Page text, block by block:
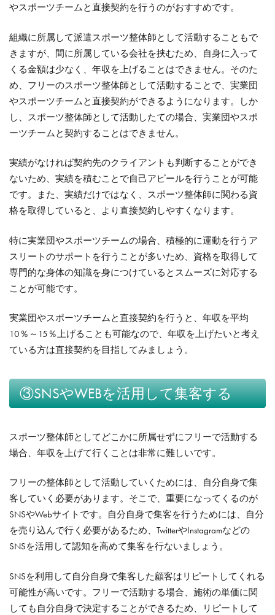
やスポーツチームと直接契約を行うのがおすすめです。
組織に所属して派遣スポーツ整体師として活動することもで
きますが、間に所属している会社を挟むため、自身に入って
くる金額は少なく、年収を上げることはできません。 そのた
め、フリーのスポーツ整体師として活動することで、実業団
やスポーツチームと直接契約ができるようになります。
しか
し、スポーツ整体師として活動したての場合、実業団やスポ
ーツチームと契約することはできません。
実績がなければ契約先のクライアントも判断することができ
ないため、実績を積むことで自己アピールを行うことが可能
です。 また、実績だけではなく、スポーツ整体師に関わる資
格を取得していると、より直接契約しやすくなります。
特に実業団やスポーツチームの場合、積極的に運動を行うア
スリートのサポートを行うことが多いため、資格を取得して
専門的な身体の知識を身につけているとスムーズに対応する
ことが可能です。
実業団やスポーツチームと直接契約を行うと、年収を平均
10％～15％上げることも可能なので、年収を上げたいと考え
ている方は直接契約を目指してみましょう。
③SNSやWEBを活用して集客する
スポーツ整体師としてどこかに所属せずにフリーで活動する
場合、年収を上げて行くことは非常に難しいです。
フリーの整体師として活動していくためには、自分自身で集
客していく必要があります。そこで、重要になってくるのが
SNSやWebサイトです。自分自身で集客を行うためには、自分
を売り込んで行く必要があるため、TwitterやInstagramなどの
SNSを活用して認知を高めて集客を行ないましょう。
SNSを利用して自分自身で集客した顧客はリピートしてくれる
可能性が高いです。 フリーで活動する場合、施術の単価に関
しても自分自身で決定することができるため、リピートして